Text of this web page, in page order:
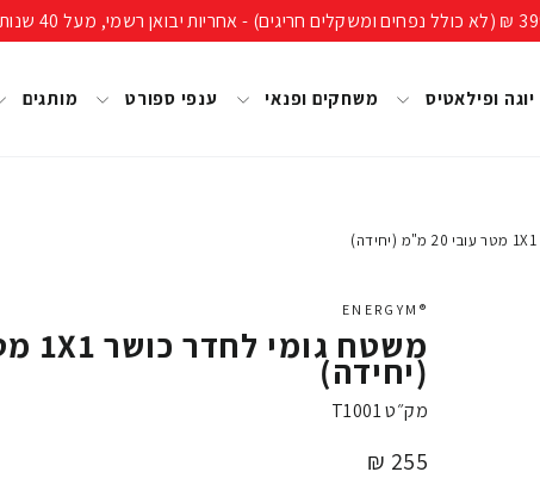
יוגה ופילאטיס משחקים ופנאי ענפי ספורט מותגים
®ENERGYM
(יחידה)
מק״טT1001
מחיר
255 ₪